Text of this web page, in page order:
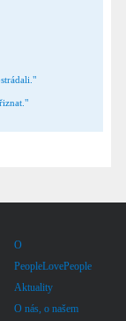
O
PeopleLovePeople
Aktuality
O nás, o našem